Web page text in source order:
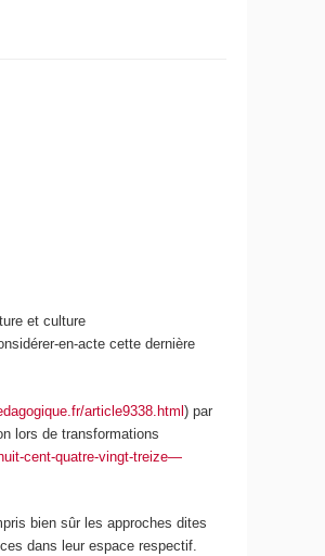
et culture
en-acte cette dernière
article9338.html) par
lors de transformations
cent-quatre-vingt-treize—
bien sûr les approches dites
dans leur espace respectif.